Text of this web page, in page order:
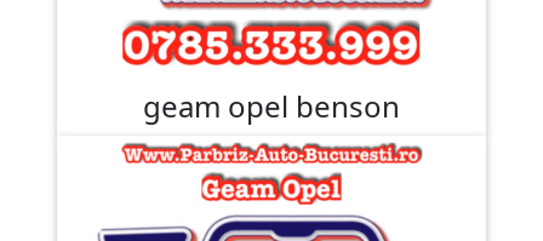
geam opel benson